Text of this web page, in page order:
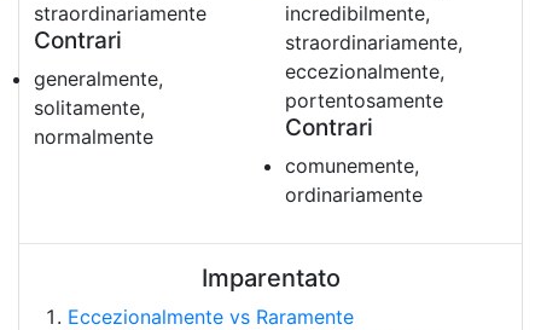
straordinariamente
Contrari
generalmente,
solitamente,
normalmente
incredibilmente,
straordinariamente,
eccezionalmente,
portentosamente
Contrari
comunemente,
ordinariamente
Imparentato
Eccezionalmente vs Raramente